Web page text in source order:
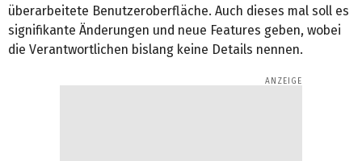
überarbeitete Benutzeroberfläche. Auch dieses mal soll es
signifikante Änderungen und neue Features geben, wobei
die Verantwortlichen bislang keine Details nennen.